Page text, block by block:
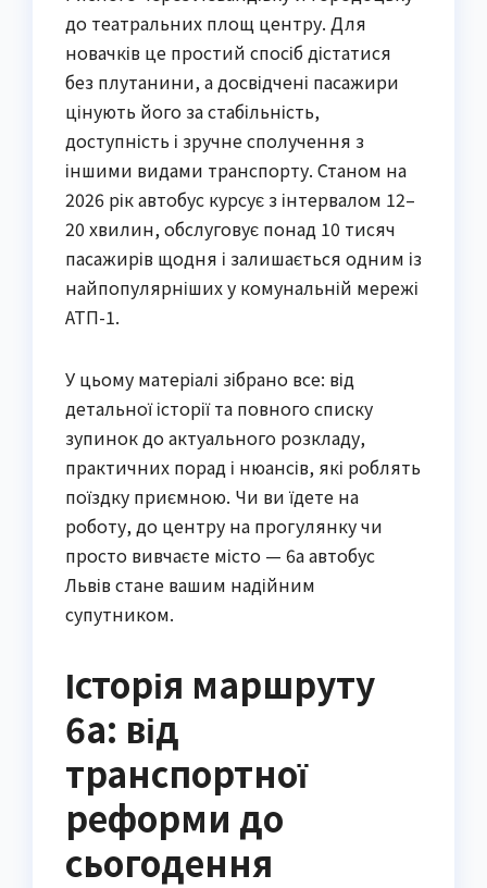
до театральних площ центру. Для
новачків це простий спосіб дістатися
без плутанини, а досвідчені пасажири
цінують його за стабільність,
доступність і зручне сполучення з
іншими видами транспорту. Станом на
2026 рік автобус курсує з інтервалом 12–
20 хвилин, обслуговує понад 10 тисяч
пасажирів щодня і залишається одним із
найпопулярніших у комунальній мережі
АТП-1.
У цьому матеріалі зібрано все: від
детальної історії та повного списку
зупинок до актуального розкладу,
практичних порад і нюансів, які роблять
поїздку приємною. Чи ви їдете на
роботу, до центру на прогулянку чи
просто вивчаєте місто — 6а автобус
Львів стане вашим надійним
супутником.
Історія маршруту
6а: від
транспортної
реформи до
сьогодення